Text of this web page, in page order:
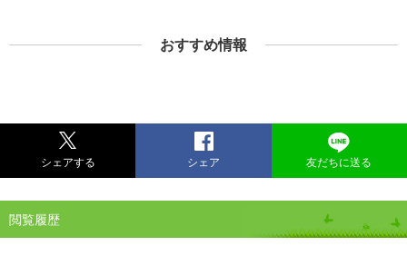
おすすめ情報
シェアする シェア 友だちに送る
閲覧履歴